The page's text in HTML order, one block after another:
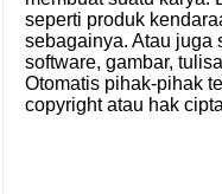
seperti produk
sebagainya. Atau juga
software, gambar,
Otomatis pihak-pihak
copyright atau hak